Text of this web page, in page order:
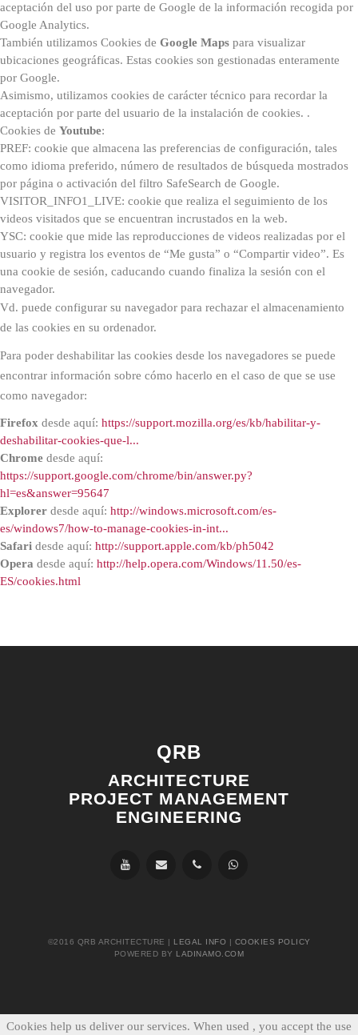
aceptación del uso por parte de Google de la información recogida por
Google Analytics.
También utilizamos Cookies de Google Maps para visualizar
ubicaciones geográficas. Estas cookies son gestionadas enteramente
por Google.
Asimismo, utilizamos cookies de carácter técnico para recordar la
aceptación por parte del usuario de la instalación de cookies. .
Cookies de Youtube:
PREF: cookie que almacena las preferencias de configuración, tales
como idioma preferido, número de resultados de búsqueda mostrados
por página o activación del filtro SafeSearch de Google.
VISITOR_INFO1_LIVE: cookie que realiza el seguimiento de los
videos visitados que se encuentran incrustados en la web.
YSC: cookie que mide las reproducciones de videos realizadas por el
usuario y registra los eventos de “Me gusta” o “Compartir video”. Es
una cookie de sesión, caducando cuando finaliza la sesión con el
navegador.
Vd. puede configurar su navegador para rechazar el almacenamiento
de las cookies en su ordenador.
Para poder deshabilitar las cookies desde los navegadores se puede
encontrar información sobre cómo hacerlo en el caso de que se use
como navegador:
Firefox desde aquí: https://support.mozilla.org/es/kb/habilitar-y-
deshabilitar-cookies-que-l...
Chrome desde aquí:
https://support.google.com/chrome/bin/answer.py?
hl=es&answer=95647
Explorer desde aquí: http://windows.microsoft.com/es-
es/windows7/how-to-manage-cookies-in-int...
Safari desde aquí: http://support.apple.com/kb/ph5042
Opera desde aquí: http://help.opera.com/Windows/11.50/es-
ES/cookies.html
QRB
ARCHITECTURE
PROJECT MANAGEMENT
ENGINEERING
©2016 QRB ARCHITECTURE | LEGAL INFO | COOKIES POLICY
POWERED BY LADINAMO.COM
Cookies help us deliver our services. When used , you accept the use